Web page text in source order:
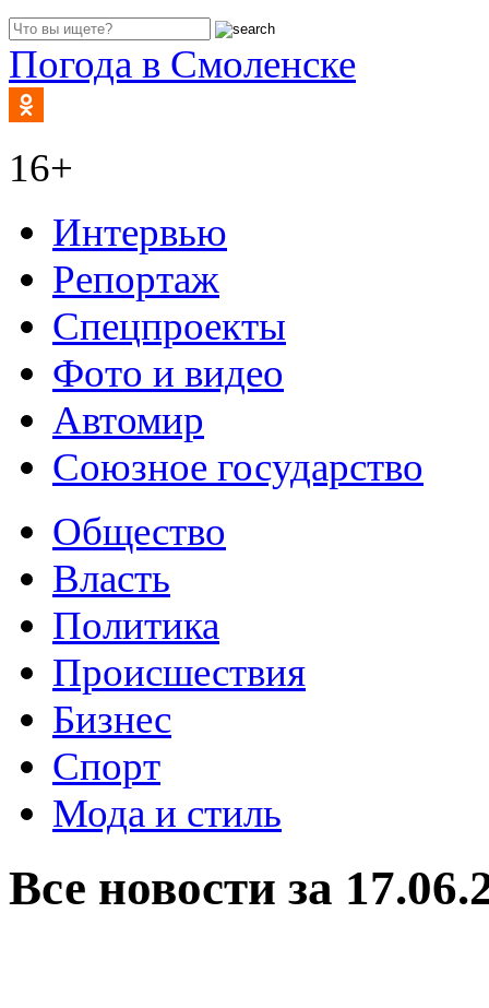
Погода в Смоленске
16+
Интервью
Репортаж
Спецпроекты
Фото и видео
Автомир
Союзное государство
Общество
Власть
Политика
Происшествия
Бизнес
Спорт
Мода и стиль
Все новости за